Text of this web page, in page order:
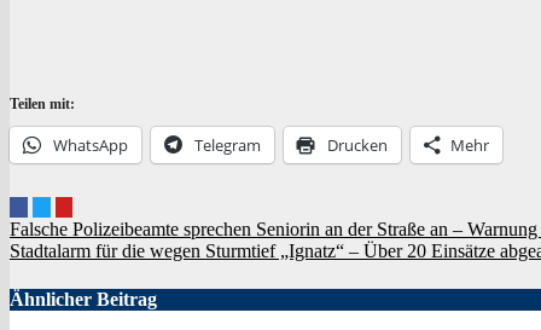
Teilen mit:
Whats­App Tele­gram Dru­cken Mehr
Beitragsnavigation
Falsche Polizeibeamte sprechen Seniorin an der Straße an –
Stadtalarm für die wegen Sturmtief „Ignatz“ – Über 20 Einsätze
Ähnlicher Beitrag